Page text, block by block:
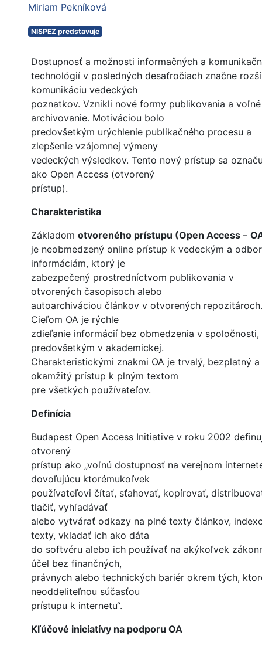
Miriam Pekníková
NISPEZ predstavuje
Dostupnosť a možnosti informačných a
technológií v posledných desaťročiach značne
komunikáciu vedeckých
poznatkov. Vznikli nové formy publikovania a voľné
archivovanie. Motiváciou bolo
predovšetkým urýchlenie publikačného procesu a
zlepšenie vzájomnej výmeny
vedeckých výsledkov. Tento nový prístup sa
ako Open Access (otvorený
prístup).
Charakteristika
Základom otvoreného prístupu (Open Access –
je neobmedzený online prístup k vedeckým a
informáciám, ktorý je
zabezpečený prostredníctvom publikovania v
otvorených časopisoch alebo
autoarchiváciou článkov v otvorených repozitároch.
Cieľom OA je rýchle
zdieľanie informácií bez obmedzenia v spoločnosti,
predovšetkým v akademickej.
Charakteristickými znakmi OA je trvalý, bezplatný a
okamžitý prístup k plným textom
pre všetkých používateľov.
Definícia
Budapest Open Access Initiative v roku 2002
otvorený
prístup ako „voľnú dostupnosť na verejnom
dovoľujúcu ktorémukoľvek
používateľovi čítať, sťahovať, kopírovať,
tlačiť, vyhľadávať
alebo vytvárať odkazy na plné texty článkov,
texty, vkladať ich ako dáta
do softvéru alebo ich používať na akýkoľvek
účel bez finančných,
právnych alebo technických bariér okrem tých,
neoddeliteľnou súčasťou
prístupu k internetu“.
Kľúčové iniciatívy na podporu OA